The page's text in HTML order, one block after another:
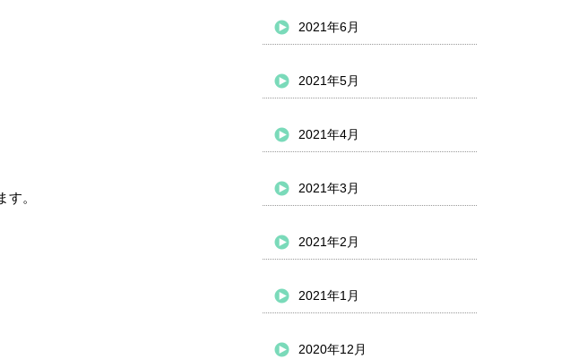
。
2021年6月
2021年5月
2021年4月
2021年3月
2021年2月
2021年1月
2020年12月